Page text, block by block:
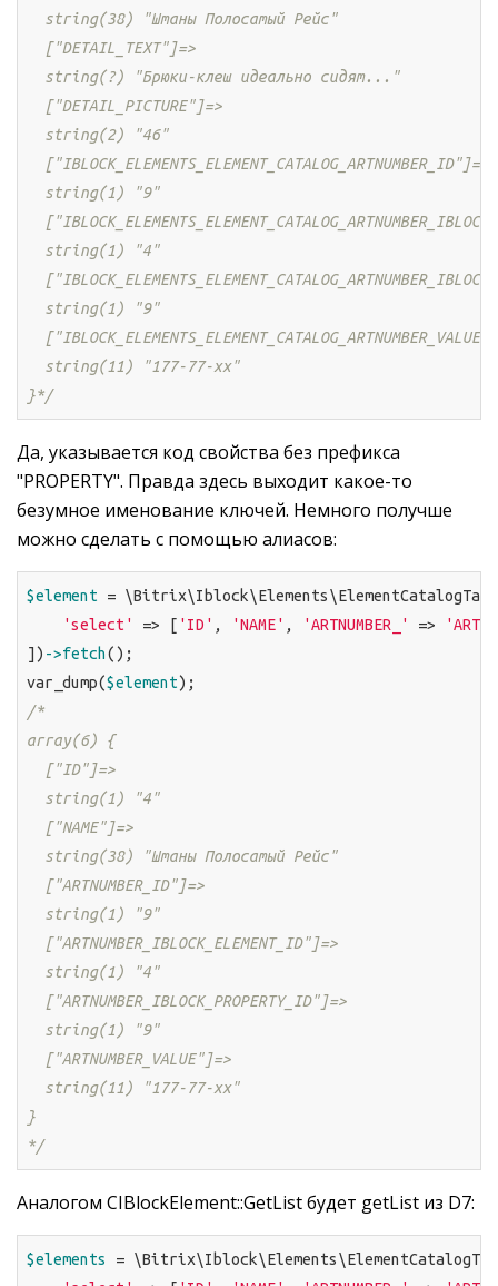
  string(38) "Штаны Полосатый Рейс"
  ["DETAIL_TEXT"]=>
  string(?) "Брюки-клеш идеально сидят..."
  ["DETAIL_PICTURE"]=>
  string(2) "46"
  ["IBLOCK_ELEMENTS_ELEMENT_CATALOG_ARTNUMBER_ID"]=>
  string(1) "9"
  string(1) "4"
  string(1) "9"
  string(11) "177-77-хх"
}*/
Да, указывается код свойства без префикса
"PROPERTY". Правда здесь выходит какое-то
безумное именование ключей. Немного получше
можно сделать с помощью алиасов:
$element =
'select'
=> [ 'ID' , 'NAME' , 'ARTNUMBER_' =>
]) ->fetch();
var_dump($element
/*
array(6) {
  ["ID"]=>
  string(1) "4"
  ["NAME"]=>
  string(38) "Штаны Полосатый Рейс"
  ["ARTNUMBER_ID"]=>
  string(1) "9"
  ["ARTNUMBER_IBLOCK_ELEMENT_ID"]=>
  string(1) "4"
  ["ARTNUMBER_IBLOCK_PROPERTY_ID"]=>
  string(1) "9"
  ["ARTNUMBER_VALUE"]=>
  string(11) "177-77-хх"
}
*/
Аналогом CIBlockElement::GetList будет getList из D7:
$elements
=